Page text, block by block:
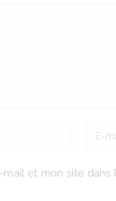
et mon site